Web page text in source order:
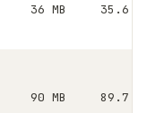
36 MB 35.6
90 MB 89.7